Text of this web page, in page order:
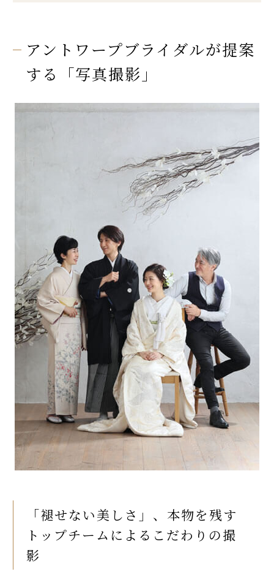
アントワープブライダルが提案
する「写真撮影」
「褪せない美しさ」、本物を残す
トップチームによるこだわりの撮
影